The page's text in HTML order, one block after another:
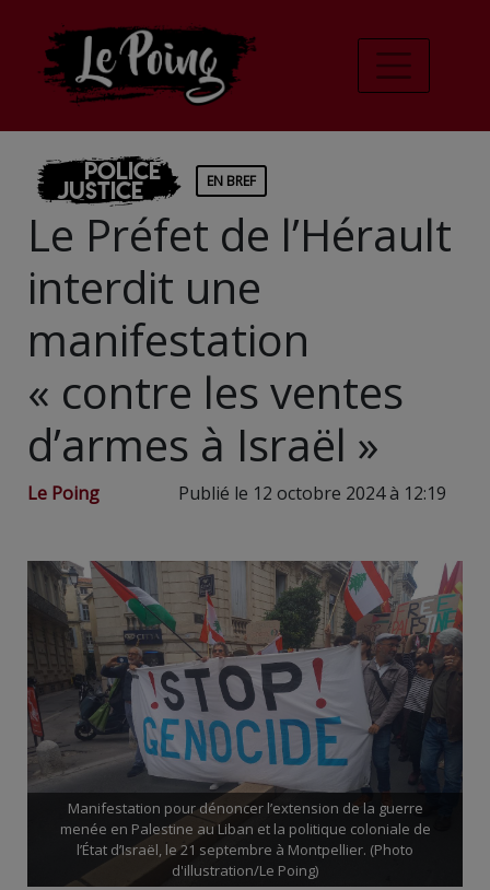
Police
Justice EN BREF
Le Préfet de l’Hérault
interdit une
manifestation
« contre les ventes
d’armes à Israël »
Le Poing Publié le 12 octobre 2024 à 12:19
Manifestation pour dénoncer l’extension de la guerre
menée en Palestine au Liban et la politique coloniale de
l’État d’Israël, le 21 septembre à Montpellier. (Photo
d'illustration/Le Poing)